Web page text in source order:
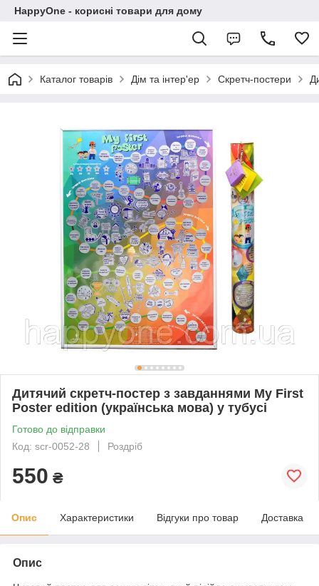
HappyOne - корисні товари для дому
Каталог товарів Дім та інтер'ер Скретч-постери
Дитячий скретч-постер з завданнями My First
Poster edition (українська мова) у тубусі
Готово до відправки
Код: scr-0052-28
Роздріб
550 ₴
Опис Характеристики Відгуки про товар Доставка
Опис